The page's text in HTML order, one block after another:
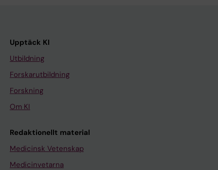
Upptäck KI
Utbildning
Forskarutbildning
Forskning
Om KI
Redaktionellt material
Medicinsk Vetenskap
Medicinvetarna